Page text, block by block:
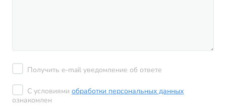
Получить e-mail уведомление об ответе
С условиями обработки персональных данных
ознакомлен